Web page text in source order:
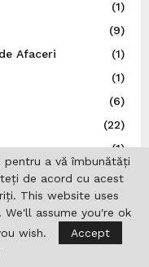
(1)
(9)
Afaceri
(1)
(1)
(6)
(22)
(1)
(3)
(245)
(16)
a vă îmbunătăți
de acord cu acest
This website uses
assume you're ok
wish.
Accept